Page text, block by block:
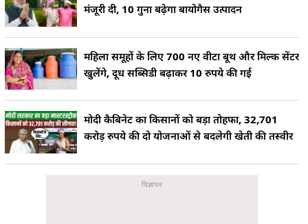
मंजूरी दी, 10 गुना बढ़ेगा बायोगैस उत्पादन
महिला समूहों के लिए 700 नए वीटा बूथ और मिल्क सेंटर
खुलेंगे, दूध सब्सिडी बढ़ाकर 10 रुपये की गई
मोदी कैबिनेट का किसानों को बड़ा तोहफा, 32,701
करोड़ रुपये की दो योजनाओं से बदलेगी खेती की तस्वीर